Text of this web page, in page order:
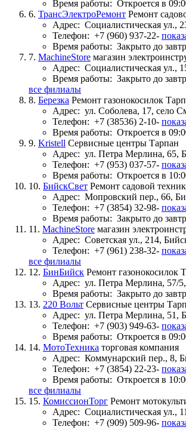
Время работы: Откроется в
6. ТрансЭлектроРемонт Ремонт
Адрес: Социалистическая ул.,
Телефон: +7 (960) 937-22-
Время работы: Закрыто до
7. MachineStore магазин
Адрес: Социалистическая ул.,
Время работы: Закрыто до
все филиалы
8. Березка Ремонт газонокосилок
Адрес: ул. Соболева, 17, село
Телефон: +7 (38536) 2-10-
Время работы: Откроется в
9. Kristell Сервисные центры Тарпан
Адрес: ул. Петра Мерлина, 65,
Телефон: +7 (953) 037-57-
Время работы: Откроется в
10. БийскСвет Ремонт садовой
Адрес: Мопровский пер., 66,
Телефон: +7 (3854) 32-98-
Время работы: Закрыто до
11. MachineStore магазин
Адрес: Советская ул., 214,
Телефон: +7 (961) 238-32-
все филиалы
12. БинБийск Ремонт газонокосилок
Адрес: ул. Петра Мерлина, 57/
Время работы: Закрыто до
13. 220 Вольт Сервисные центры
Адрес: ул. Петра Мерлина, 51,
Телефон: +7 (903) 949-63-
Время работы: Откроется в
14. МотоТехника торговая компания
Адрес: Коммунарский пер., 8,
Телефон: +7 (3854) 22-23-
Время работы: Откроется в
все филиалы
15. КомиссионТорг Ремонт
Адрес: Социалистическая ул.,
Телефон: +7 (909) 509-96-